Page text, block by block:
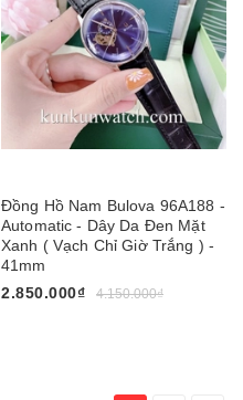
Đồng Hồ Nam Bulova 96A188 -
Automatic - Dây Da Đen Mặt
Xanh ( Vạch Chỉ Giờ Trắng ) -
41mm
2.850.000₫
4.150.000₫